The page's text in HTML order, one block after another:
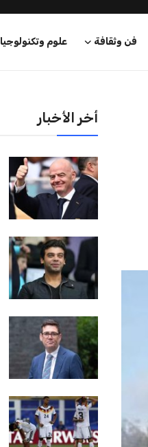
فن وثقافة علوم وتكنولوجيا
أخر الأخبار